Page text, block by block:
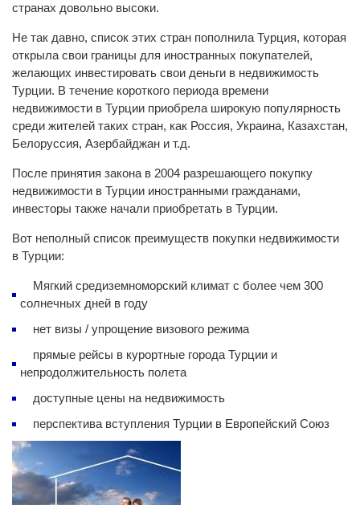
странах довольно высоки.
Не так давно, список этих стран пополнила Турция, которая
открыла свои границы для иностранных покупателей,
желающих инвестировать свои деньги в недвижимость
Турции. В течение короткого периода времени
недвижимости в Турции приобрела широкую популярность
среди жителей таких стран, как Россия, Украина, Казахстан,
Белоруссия, Азербайджан и т.д.
После принятия закона в 2004 разрешающего покупку
недвижимости в Турции иностранными гражданами,
инвесторы также начали приобретать в Турции.
Вот неполный список преимуществ покупки недвижимости
в Турции:
Мягкий средиземноморский климат с более чем 300
солнечных дней в году
нет визы / упрощение визового режима
прямые рейсы в курортные города Турции и
непродолжительность полета
доступные цены на недвижимость
перспектива вступления Турции в Европейский Союз